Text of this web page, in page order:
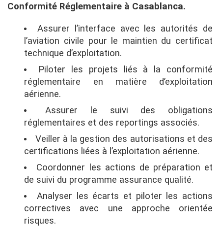
Conformité Réglementaire à Casablanca.
Assurer l’interface avec les autorités de
l’aviation civile pour le maintien du certificat
technique d’exploitation.
Piloter les projets liés à la conformité
réglementaire en matière d’exploitation
aérienne.
Assurer le suivi des obligations
réglementaires et des reportings associés.
Veiller à la gestion des autorisations et des
certifications liées à l’exploitation aérienne.
Coordonner les actions de préparation et
de suivi du programme assurance qualité.
Analyser les écarts et piloter les actions
correctives avec une approche orientée
risques.